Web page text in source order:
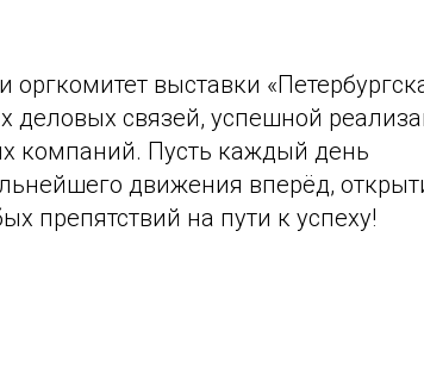
выставки
деловых связей, успешной
компаний. Пусть каждый день
движения вперёд,
препятствий на пути к успеху!